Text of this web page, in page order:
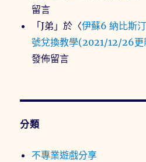
留言
「J弟 」於〈伊蘇6 納比斯
號兌換教學(2021/12/26
發佈留言
分類
不專業遊戲分享